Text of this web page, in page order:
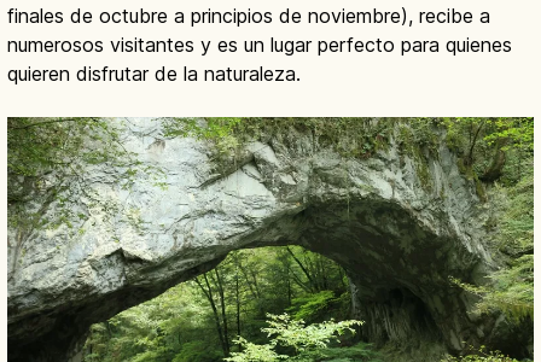
finales de octubre a principios de noviembre), recibe a
numerosos visitantes y es un lugar perfecto para quienes
quieren disfrutar de la naturaleza.